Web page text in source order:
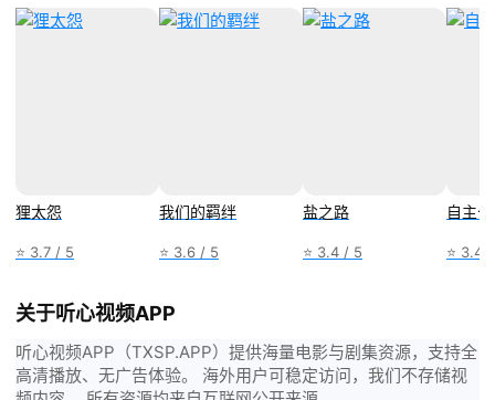
狸太怨
⭐ 3.7 / 5
我们的羁绊
⭐ 3.6 / 5
盐之路
⭐ 3.4 / 5
自主
⭐ 3.4
关于听心视频APP
听心视频APP（TXSP.APP）提供海量电影与剧集资源，支持全
高清播放、无广告体验。 海外用户可稳定访问，我们不存储视